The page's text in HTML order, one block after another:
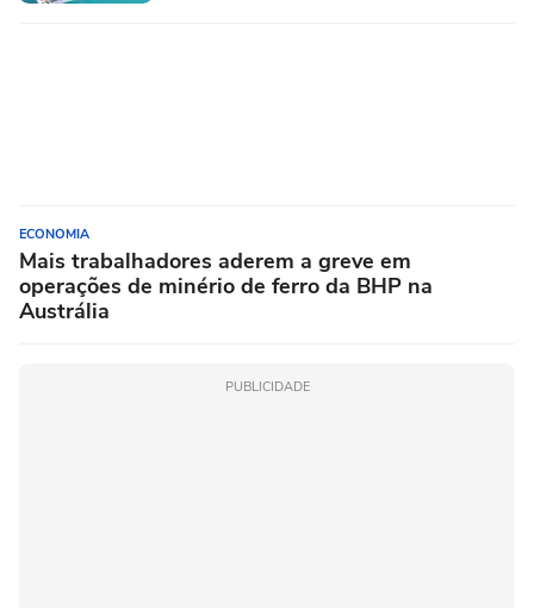
ECONOMIA
Mais trabalhadores aderem a greve em
operações de minério de ferro da BHP na
Austrália
PUBLICIDADE